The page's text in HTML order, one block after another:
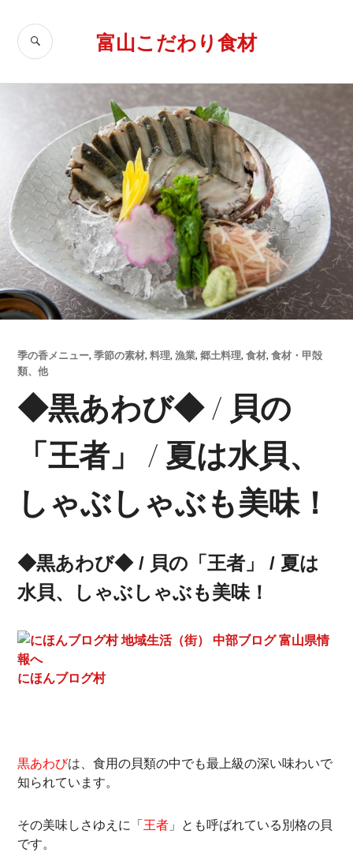
ツ
富山こだわり食材
検
季の香メニュー,季節の素材,料理,漁業,郷土料理,食材,食材・甲殻
類、他
◆黒あわび◆ / 貝の
「王者」 / 夏は水貝、
しゃぶしゃぶも美味！
◆黒あわび◆ / 貝の「王者」 / 夏は
水貝、しゃぶしゃぶも美味！
にほんブログ村
黒あわびは、食用の貝類の中でも最上級の深い味わいで
知られています。
その美味しさゆえに「王者 」とも呼ばれている別格の貝
です。